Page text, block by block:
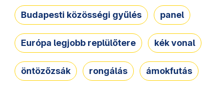
Budapesti közösségi gyűlés panel
Európa legjobb replülőtere kék vonal
öntözőzsák rongálás ámokfutás